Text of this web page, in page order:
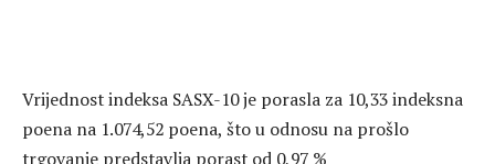
Vrijednost indeksa SASX-10 je porasla za 10,33 indeksna
poena na 1.074,52 poena, što u odnosu na prošlo
trgovanje predstavlja porast od 0,97 %